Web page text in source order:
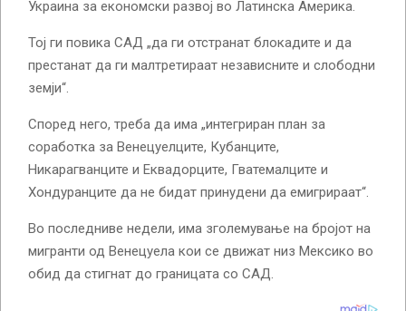
Украина за економски развој во Латинска Америка.
Тој ги повика САД „да ги отстранат блокадите и да
престанат да ги малтретираат независните и слободни
земји“.
Според него, треба да има „интегриран план за
соработка за Венецуелците, Кубанците,
Никарагванците и Еквадорците, Гватемалците и
Хондуранците да не бидат принудени да емигрираат“.
Во последниве недели, има зголемување на бројот на
мигранти од Венецуела кои се движат низ Мексико во
обид да стигнат до границата со САД.